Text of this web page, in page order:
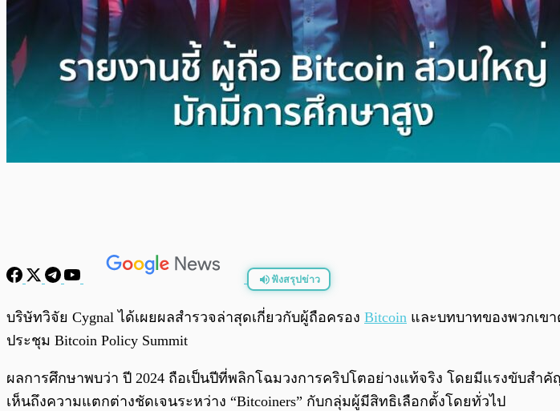
ฟังสรุปข่าว
พร้อมเล่น
บริษัทวิจัย Cygnal ได้เผยผลสำรวจล่าสุดเกี่ยวกับผู้ถือครอง Bitcoin และบทบาทของพวกเข
ประชุม Bitcoin Policy Summit
ผลการศึกษาพบว่า ปี 2024 ถือเป็นปีที่พลิกโฉมวงการคริปโตอย่างแท้จริง โดยมีแรงขับส
เห็นถึงความแตกต่างชัดเจนระหว่าง “Bitcoiners” กับกลุ่มผู้มีสิทธิเลือกตั้งโดยทั่วไป